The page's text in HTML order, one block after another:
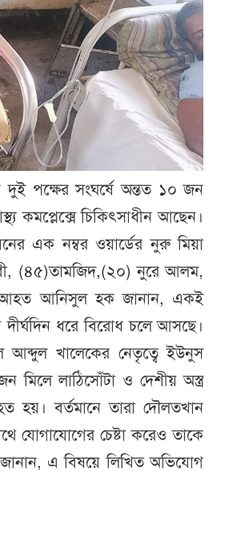
দুই পক্ষের সংঘর্ষে অন্তত ১০ জন
কমপ্লেক্সে চিকিৎসাধীন আছেন।
এক নম্বর ওয়ার্ডের নুরু মিয়া
(৪৫)তামজিদ,(২০) নুরে আলম,
আহত আনিসুল হক জানান, একই
ধরে বিরোধ চলে আসছে।
খালেকের নেতৃত্বে ইউনুস
লাঠিসোঁটা ও দেশীয় অস্ত্র
হয়। বর্তমানে তারা দৌলতখান
যোগাযোগের চেষ্টা করেও তাকে
জানান, এ বিষয়ে লিখিত অভিযোগ